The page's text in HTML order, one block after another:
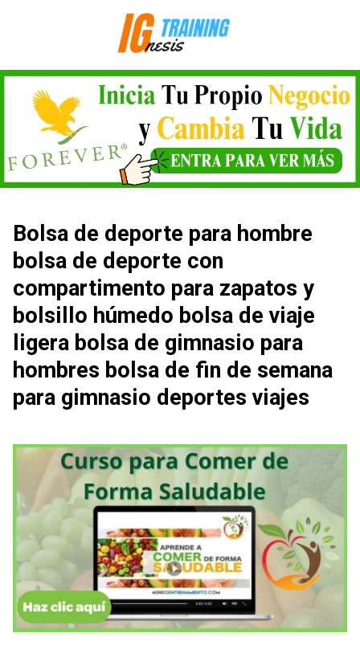
Bolsa de deporte para hombre
bolsa de deporte con
compartimento para zapatos y
bolsillo húmedo bolsa de viaje
ligera bolsa de gimnasio para
hombres bolsa de fin de semana
para gimnasio deportes viajes